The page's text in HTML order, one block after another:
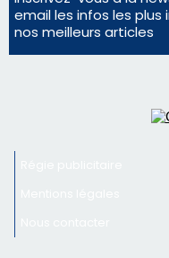
Nous contacter
©